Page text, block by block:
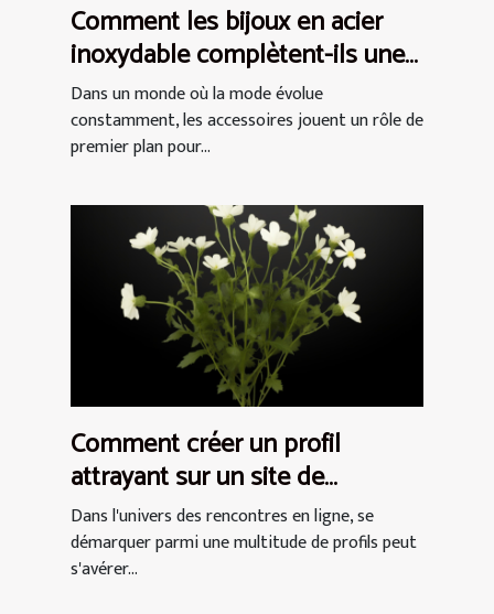
Comment les bijoux en acier
inoxydable complètent-ils une
tenue ?
Dans un monde où la mode évolue
constamment, les accessoires jouent un rôle de
premier plan pour...
Comment créer un profil
attrayant sur un site de
rencontres pour femmes
Dans l'univers des rencontres en ligne, se
démarquer parmi une multitude de profils peut
s'avérer...